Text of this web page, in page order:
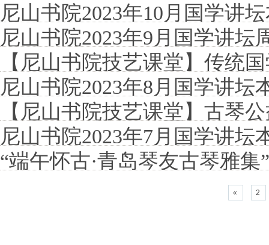
期开课啦！
尼山书院2023年10月国学讲
尼山书院2023年9月国学讲坛
【尼山书院技艺课堂】传统
尼山书院2023年8月国学讲坛
【尼山书院技艺课堂】古琴
尼山书院2023年7月国学讲坛
“端午怀古·青岛琴友古琴雅
« 2